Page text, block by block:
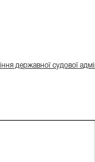
державної судової